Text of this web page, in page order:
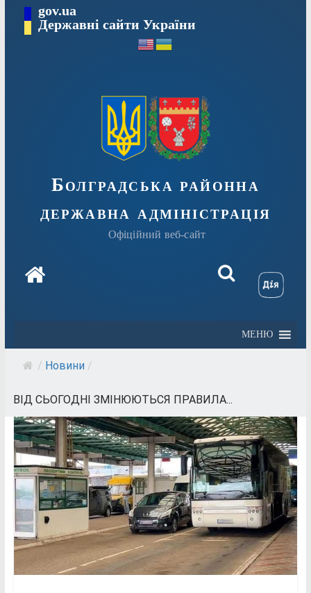
Перейтиgov.ua
Державні сайти України
Болградська районна
державна адміністрація
Офіційний веб-сайт
МЕНЮ
/ Новини /
ВІД СЬОГОДНІ ЗМІНЮЮТЬСЯ ПРАВИЛА...